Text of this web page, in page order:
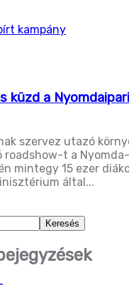
küzd a
szervez utazó
t a
mintegy 15 ezer
által...
Keresés